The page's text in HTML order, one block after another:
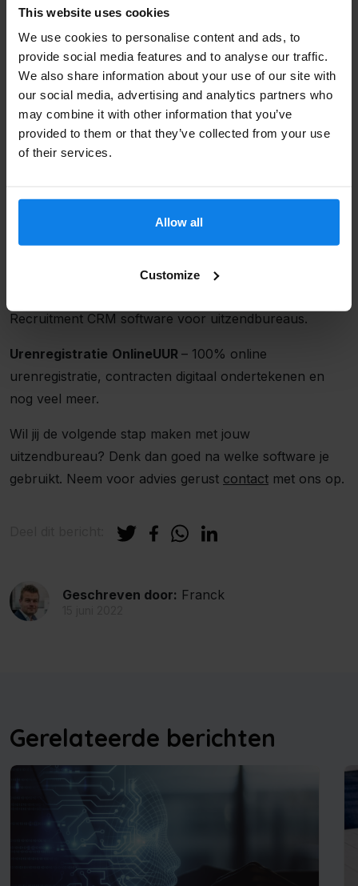
This website uses cookies
We use cookies to personalise content and ads, to
provide social media features and to analyse our traffic.
We also share information about your use of our site with
our social media, advertising and analytics partners who
may combine it with other information that you’ve
provided to them or that they’ve collected from your use
of their services.
Allow all
Customize
van inschrijving tot verloning niet in orde binnen één
systeem. Om dit te verhelpen is Flexsoftware begonnen
met het ontwikkelen van uitzendsoftware die wel goed
gekoppeld wordt, hierdoor is handmatig werken niet
meer nodig.
Flexsoftware bouwt en ontwikkelt de volgende
Recruitment CRM Uitzendplaats –
Recruitment CRM software voor uitzendbureaus.
Urenregistratie OnlineUUR – 100% online
urenregistratie, contracten digitaal ondertekenen en
nog veel meer.
Wil jij de volgende stap maken met jouw
uitzendbureau? Denk dan goed na welke software je
gebruikt. Neem voor advies gerust contact met ons op.
Geschreven door: Franck
Gerelateerde berichten
Bedrijfsnaam
Email*